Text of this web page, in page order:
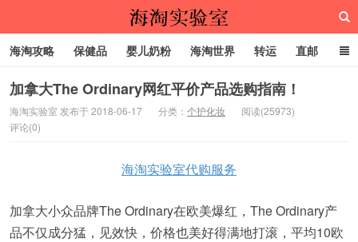
海淘攻略 保健品 婴儿奶粉 海淘世界 转运 直邮
代购服务
加拿大The Ordinary网红平价产品选购指南！
海淘实验室 发布于 2018-06-17 分类： 个护化妆
阅读(25973)
评论(0)
海淘实验室代购服务
加拿大小众品牌The Ordinary在欧美爆红，The Ordinary产
品不仅成分猛，见效快，价格也美好得满地打滚，平均10欧